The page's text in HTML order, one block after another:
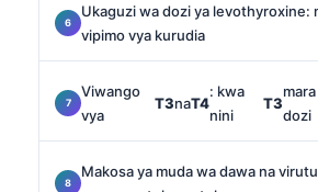
Ukaguzi wa dozi ya levothyroxine:
vipimo vya kurudia
Viwango
vya
T3naT4
: kwa
nini
T3
dozi
Makosa ya muda wa dawa na